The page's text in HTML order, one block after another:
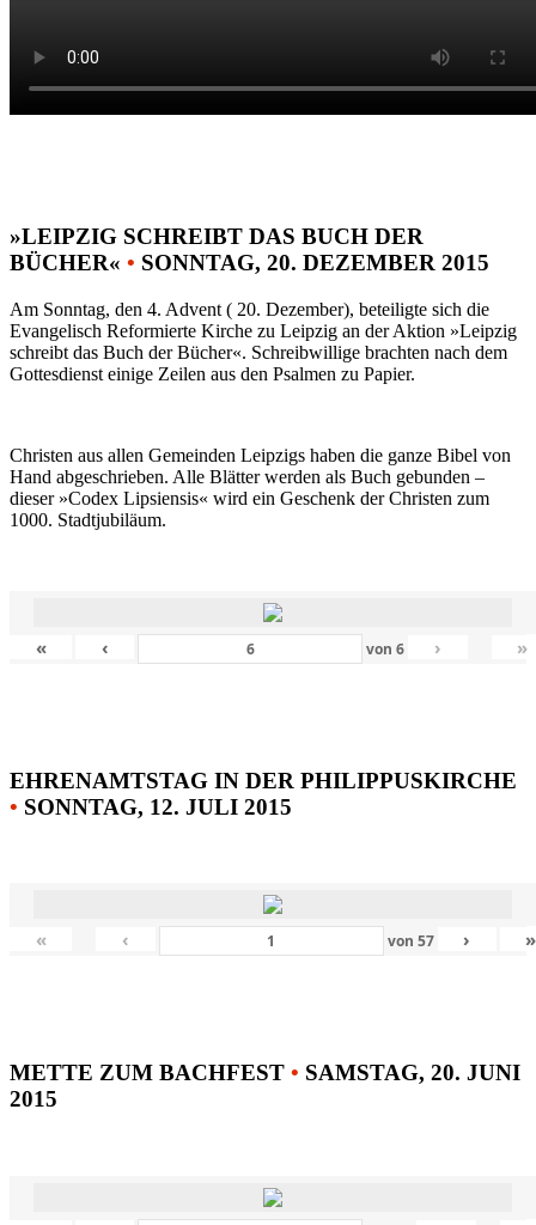
»LEIPZIG SCHREIBT DAS BUCH DER
BÜCHER« • SONNTAG, 20. DEZEMBER 2015
Am Sonntag, den 4. Advent ( 20. Dezember), beteiligte sich die
Evangelisch Reformierte Kirche zu Leipzig an der Aktion »Leipzig
schreibt das Buch der Bücher«. Schreibwillige brachten nach dem
Gottesdienst einige Zeilen aus den Psalmen zu Papier.
Christen aus allen Gemeinden Leipzigs haben die ganze Bibel von
Hand abgeschrieben. Alle Blätter werden als Buch gebunden –
dieser »Codex Lipsiensis« wird ein Geschenk der Christen zum
1000. Stadtjubiläum.
« ‹ von6 › »
EHRENAMTSTAG IN DER PHILIPPUSKIRCHE
• SONNTAG, 12. JULI 2015
« ‹ von 57 › »
METTE ZUM BACHFEST • SAMSTAG, 20. JUNI
2015